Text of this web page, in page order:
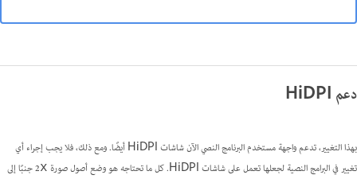
دعم HiDPI
بهذا التغيير، تدعم واجهة مستخدم البرنامج النصي الآن شاشات HiDPI أيضًا. ومع ذلك، فلا يجب إجراء أي
تغيير في البرامج النصية لجعلها تعمل على شاشات HiDPI. كل ما تحتاجه هو وضع أصول صورة 2
x جنبًا إلى